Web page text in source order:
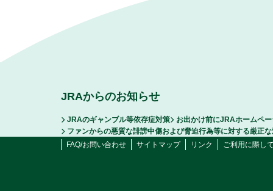
JRAからのお知らせ
JRAのギャンブル等依存症対策
お出かけ前にJRAホームペ
ファンからの悪質な誹謗中傷および脅迫行為等に対する厳正
FAQ/お問い合わせ
サイトマップ リンク ご利用に際し